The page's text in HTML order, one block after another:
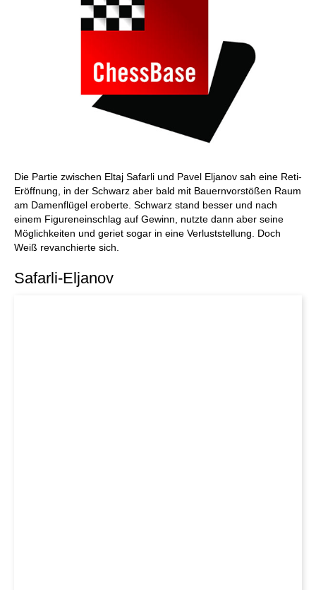
Die Partie zwischen Eltaj Safarli und Pavel Eljanov sah eine Reti-
Eröffnung, in der Schwarz aber bald mit Bauernvorstößen Raum
am Damenflügel eroberte. Schwarz stand besser und nach
einem Figureneinschlag auf Gewinn, nutzte dann aber seine
Möglichkeiten und geriet sogar in eine Verluststellung. Doch
Weiß revanchierte sich.
Safarli-Eljanov